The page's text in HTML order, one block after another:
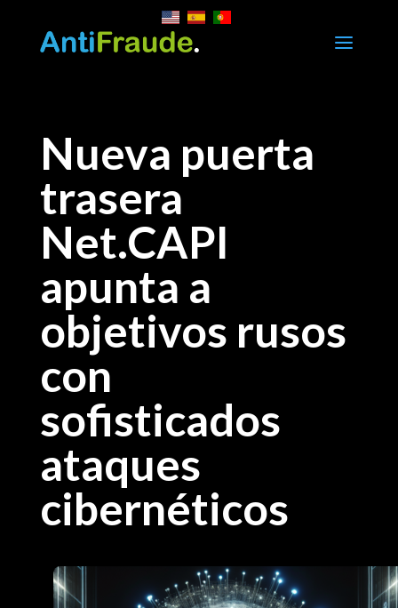
a
Nueva puerta
trasera
Net.CAPI
apunta a
objetivos rusos
con
sofisticados
ataques
cibernéticos